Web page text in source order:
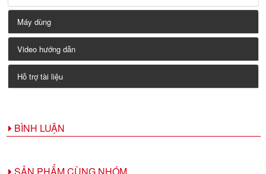
Máy dùng
Video hướng dẫn
Hỗ trợ tài liệu
BÌNH LUẬN